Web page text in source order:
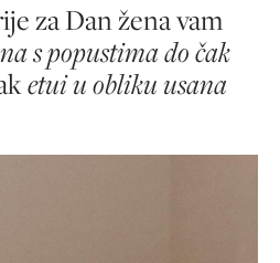
za Dan žena vam
s popustima do čak
etui u obliku usana